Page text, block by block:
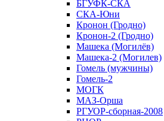
БГУФК-СКА
СКА-Юни
Кронон (Гродно)
Кронон-2 (Гродно)
Машека (Могилёв)
Машека-2 (Могилев)
Гомель (мужчины)
Гомель-2
МОГК
МАЗ-Орша
РГУОР-сборная-2008